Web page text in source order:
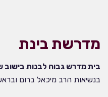
מדרשת בינת
בית מדרש גבוה לבנות בישוב
בנשיאות הרב מיכאל ברום